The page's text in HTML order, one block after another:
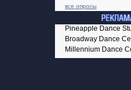
все опросы
Pineapple Dance
Broadway Dance
Millennium Dance